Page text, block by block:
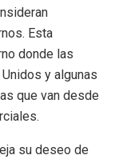
Esta
donde las
y algunas
que van desde
su deseo de